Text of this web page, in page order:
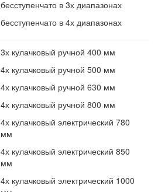
бесступенчато в 3х диапазонах
бесступенчато в 4х диапазонах
3х кулачковый ручной 400 мм
4х кулачковый ручной 500 мм
4х кулачковый ручной 630 мм
4х кулачковый ручной 800 мм
4х кулачковый электрический 780
мм
4х кулачковый электрический 850
мм
4х кулачковый электрический 1000